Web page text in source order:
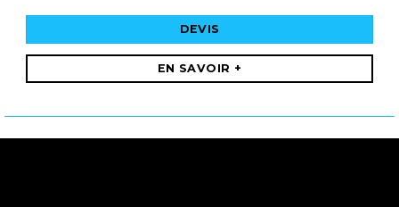
DEVIS
EN SAVOIR +